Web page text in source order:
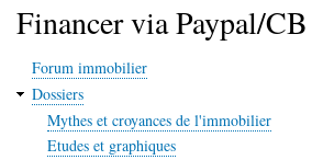
Financer via Paypal/CB
Forum immobilier
Dossiers
Mythes et croyances de l'immobilier
Etudes et graphiques